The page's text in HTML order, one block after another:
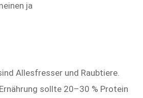
ja
Allesfresser und Raubtiere.
sollte 20–30 % Protein